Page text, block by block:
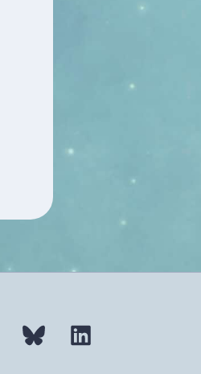
Mobilizon Bluesky